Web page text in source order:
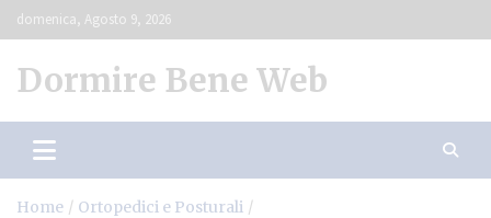
Skip
to
domenica, Agosto 9, 2026
Dormire Bene Web
Home
Ortopedici e Posturali